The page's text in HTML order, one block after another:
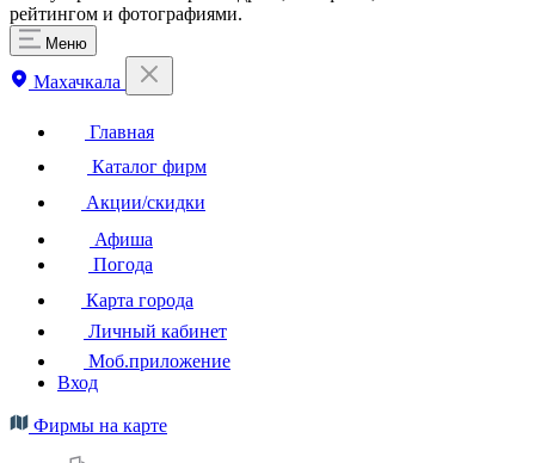
рейтингом и фотографиями.
Меню
Махачкала
Главная
Каталог фирм
Акции/скидки
Афиша
Погода
Карта города
Личный кабинет
Моб.приложение
Вход
Фирмы на карте